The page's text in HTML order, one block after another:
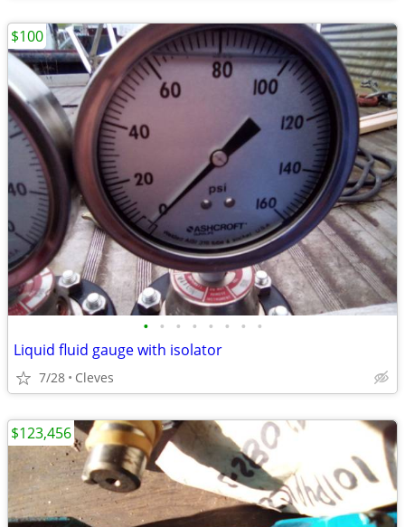
• • • • • • • •
Liquid fluid gauge with isolator
7/28 Cleves
$100
$123,456